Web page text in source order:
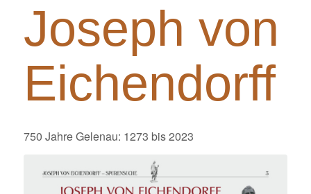
Joseph von
Eichendorff
750 Jahre Gelenau: 1273 bis 2023